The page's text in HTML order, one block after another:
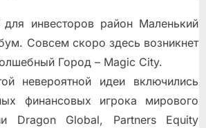
для инвесторов район Маленький
Совсем скоро здесь возникнет
Город – Magic City.
невероятной идеи включились
финансовых игрока мирового
Dragon Global, Partners Equity